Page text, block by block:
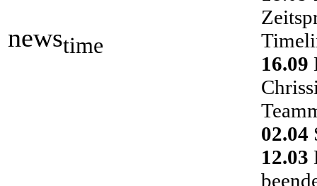
newstime
16.09
02.04
12.03